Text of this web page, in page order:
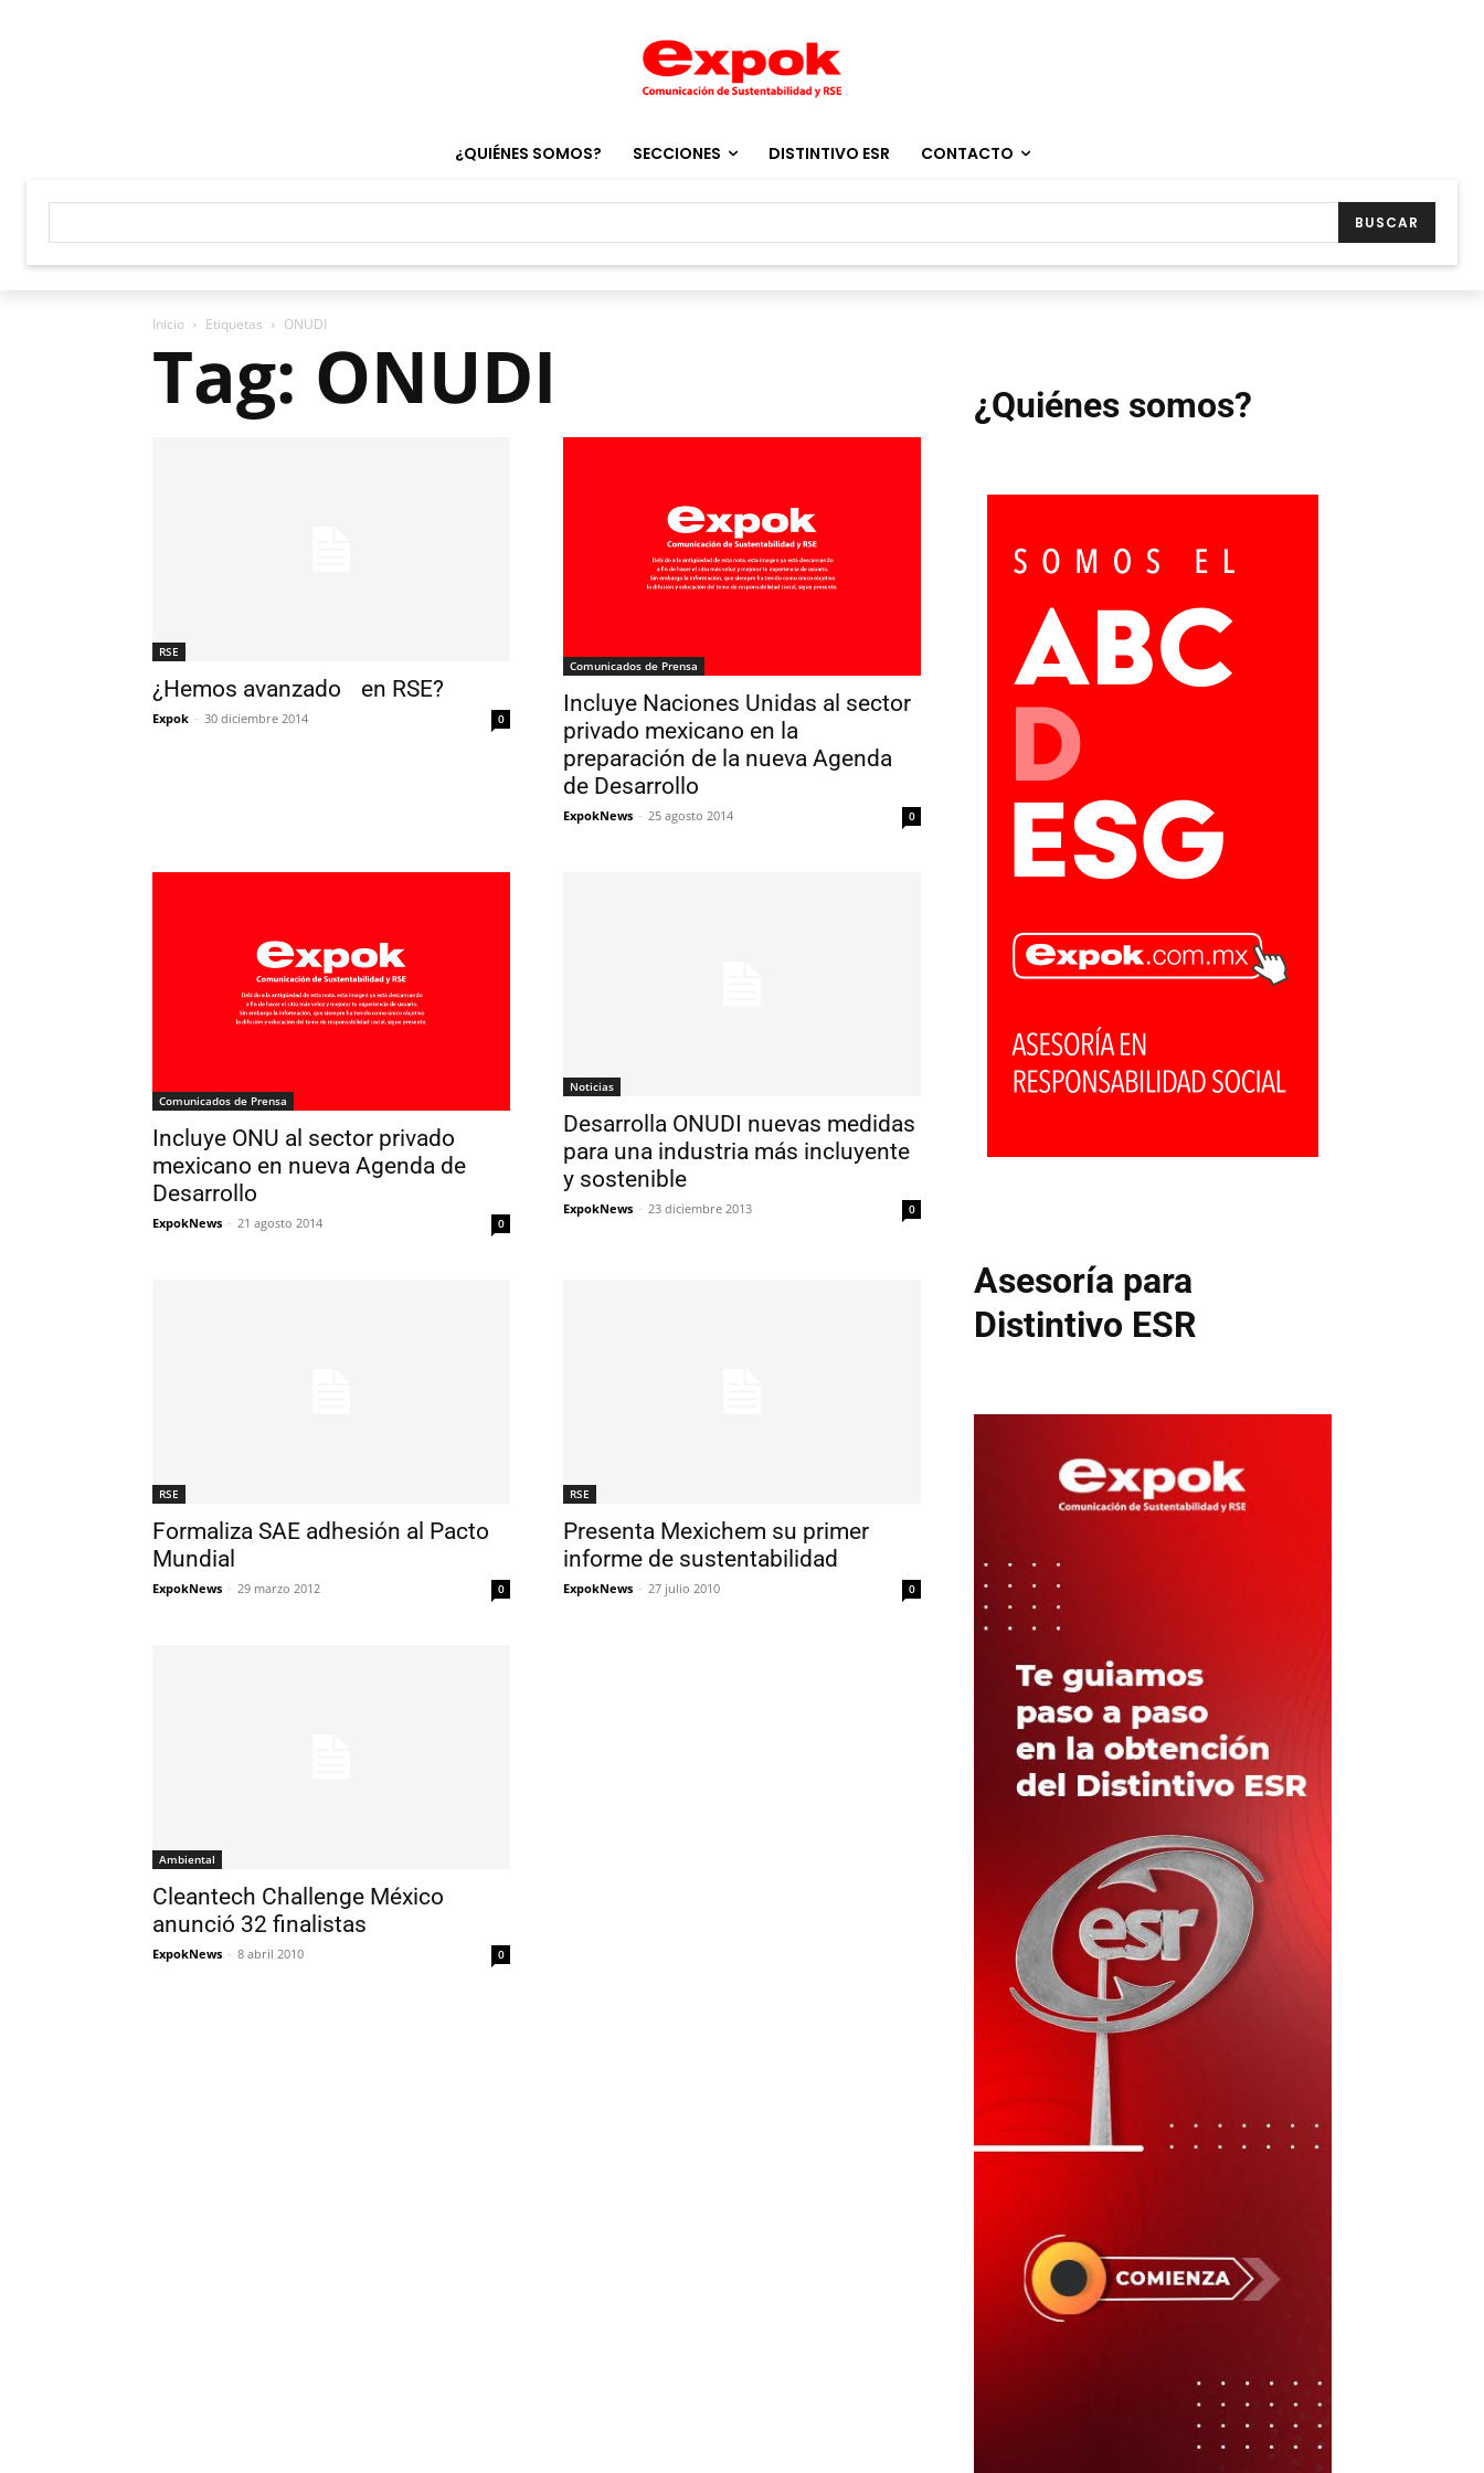
¿QUIÉNES SOMOS? SECCIONES DISTINTIVO ESR CONTACTO
BUSCAR
Inicio Etiquetas ONUDI
Tag: ONUDI
RSE
¿Hemos avanzado en RSE?
Expok - 30 diciembre 2014 0
Comunicados de Prensa
Incluye Naciones Unidas al sector
privado mexicano en la
preparación de la nueva Agenda
de Desarrollo
ExpokNews - 25 agosto 2014 0
Comunicados de Prensa
Incluye ONU al sector privado
mexicano en nueva Agenda de
Desarrollo
ExpokNews - 21 agosto 2014 0
Noticias
Desarrolla ONUDI nuevas medidas
para una industria más incluyente
y sostenible
ExpokNews - 23 diciembre 2013 0
RSE
Formaliza SAE adhesión al Pacto
Mundial
ExpokNews - 29 marzo 2012 0
RSE
Presenta Mexichem su primer
informe de sustentabilidad
ExpokNews - 27 julio 2010 0
Ambiental
Cleantech Challenge México
anunció 32 finalistas
ExpokNews - 8 abril 2010 0
¿Quiénes somos?
Asesoría para
Distintivo ESR